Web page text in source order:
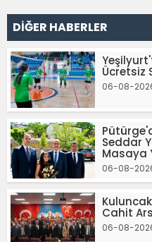
DİĞER HABERLER
Ücretsiz
06-08-
Seddar
Masaya
06-08-
Cahit
06-08-